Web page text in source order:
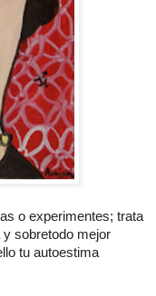
o experimentes; trata
sobretodo mejor
tu autoestima